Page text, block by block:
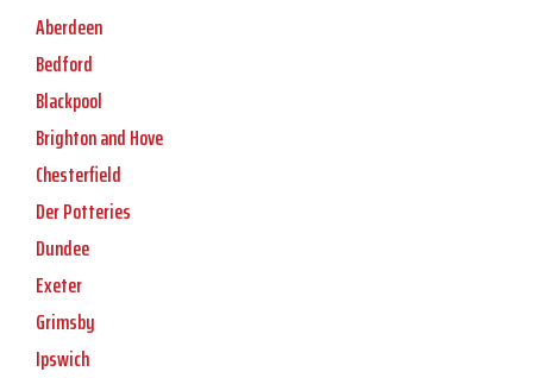
Aberdeen
Bedford
Blackpool
Brighton and Hove
Chesterfield
Der Potteries
Dundee
Exeter
Grimsby
Ipswich